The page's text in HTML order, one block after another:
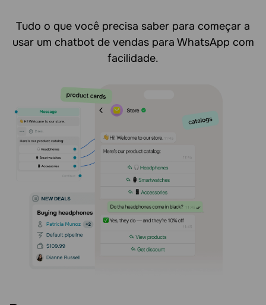
Tudo o que você precisa saber para começar a
usar um chatbot de vendas para WhatsApp com
facilidade.